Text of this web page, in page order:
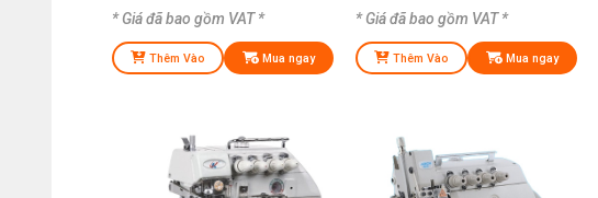
* Giá đã bao gồm VAT *
Thêm Vào Mua ngay
* Giá đã bao gồm VAT *
Thêm Vào Mua ngay